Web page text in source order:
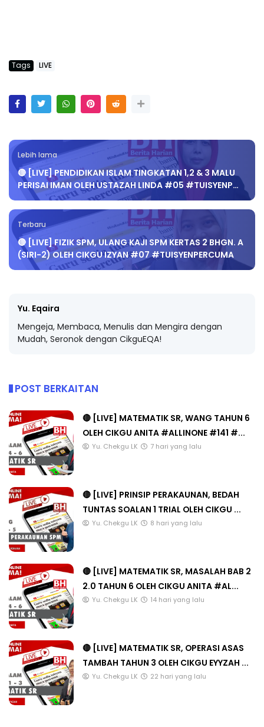
Tags LIVE
Lebih lama
🔴 [LIVE] PENDIDIKAN ISLAM TINGKATAN 1,2 & 3 MALU
PERISAI IMAN OLEH USTAZAH LINDA #05 #TUISYENP…
Terbaru
🔴 [LIVE] FIZIK SPM, ULANG KAJI SPM KERTAS 2 BHGN. A
(SIRI-2) OLEH CIKGU IZYAN #07 #TUISYENPERCUMA
Yu. Eqaira
Mengeja, Membaca, Menulis dan Mengira dengan
Mudah, Seronok dengan CikguEQA!
POST BERKAITAN
🔴 [LIVE] MATEMATIK SR, WANG TAHUN 6
OLEH CIKGU ANITA #ALLINONE #141 #...
Yu. Chekgu LK 7 hari yang lalu
🔴 [LIVE] PRINSIP PERAKAUNAN, BEDAH
TUNTAS SOALAN 1 TRIAL OLEH CIKGU ...
Yu. Chekgu LK 8 hari yang lalu
🔴 [LIVE] MATEMATIK SR, MASALAH BAB 2
2.0 TAHUN 6 OLEH CIKGU ANITA #AL...
Yu. Chekgu LK 14 hari yang lalu
🔴 [LIVE] MATEMATIK SR, OPERASI ASAS
TAMBAH TAHUN 3 OLEH CIKGU EYYZAH ...
Yu. Chekgu LK 22 hari yang lalu